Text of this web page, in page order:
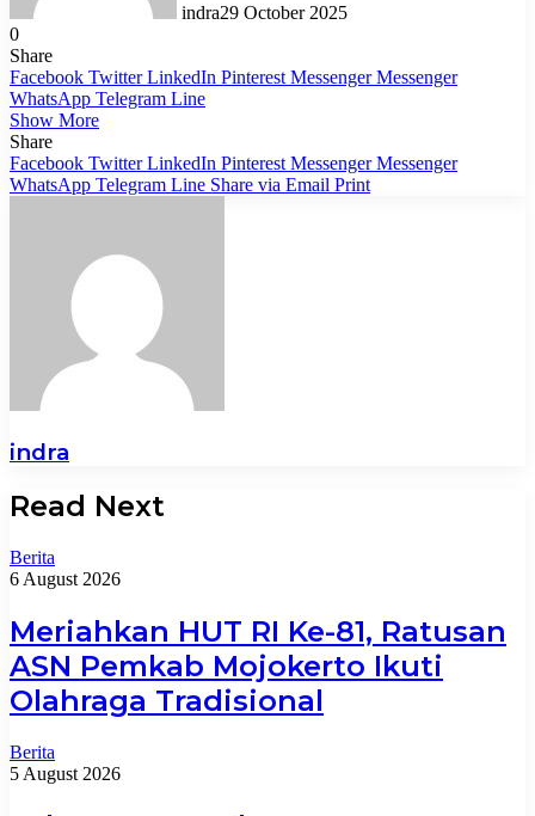
indra29 October 2025
0
Share
Facebook Twitter LinkedIn Pinterest Messenger Messenger
WhatsApp Telegram Line
Show More
Share
Facebook Twitter LinkedIn Pinterest Messenger Messenger
WhatsApp Telegram Line Share via Email Print
indra
Read Next
Berita
6 August 2026
Meriahkan HUT RI Ke-81, Ratusan
ASN Pemkab Mojokerto Ikuti
Olahraga Tradisional
Berita
5 August 2026